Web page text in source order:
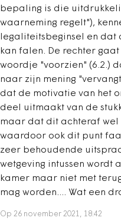
bepaling is die
waarneming regelt"),
legaliteitsbeginsel en dat
kan falen. De rechter
woordje "voorzien" (6.2.)
naar zijn mening
dat de motivatie van het
deel uitmaakt van de
maar dat dit achteraf wel
waardoor ook dit punt
zeer behoudende
wetgeving intussen wordt
kamer maar niet met
mag worden.... Wat een
Op 26 november 2021, 18:42